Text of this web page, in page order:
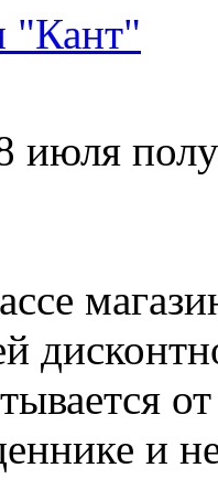
"Кант"
и